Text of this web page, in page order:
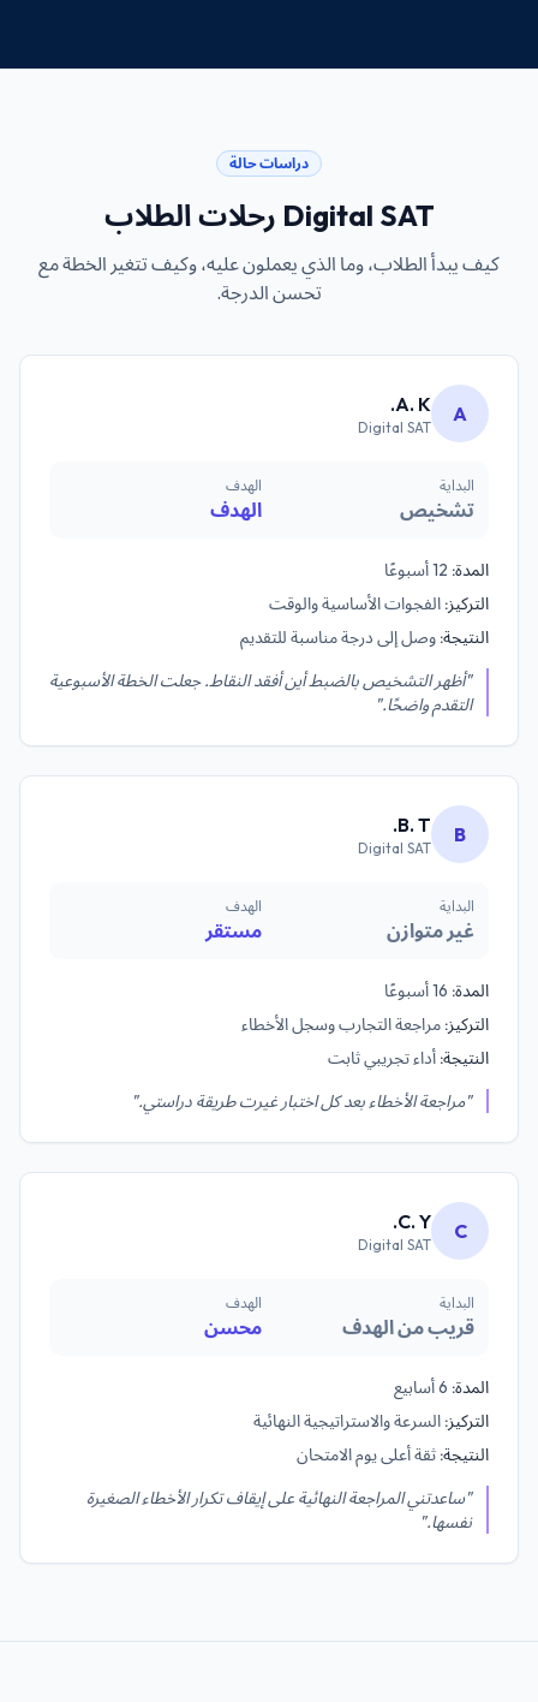
دراسات حالة
Digital SAT رحلات الطلاب
كيف يبدأ الطلاب، وما الذي يعملون عليه، وكيف تتغير الخطة مع
تحسن الدرجة.
A
A. K.
Digital SAT
البداية
تشخيص
الهدف
الهدف
المدة: 12 أسبوعًا
التركيز: الفجوات الأساسية والوقت
النتيجة: وصل إلى درجة مناسبة للتقديم
"أظهر التشخيص بالضبط أين أفقد النقاط. جعلت الخطة الأسبوعية
التقدم واضحًا."
B
B. T.
Digital SAT
البداية
غير متوازن
الهدف
مستقر
المدة: 16 أسبوعًا
التركيز: مراجعة التجارب وسجل الأخطاء
النتيجة: أداء تجريبي ثابت
"مراجعة الأخطاء بعد كل اختبار غيرت طريقة دراستي."
C
C. Y.
Digital SAT
البداية
قريب من الهدف
الهدف
محسن
المدة: 6 أسابيع
التركيز: السرعة والاستراتيجية النهائية
النتيجة: ثقة أعلى يوم الامتحان
"ساعدتني المراجعة النهائية على إيقاف تكرار الأخطاء الصغيرة
نفسها."